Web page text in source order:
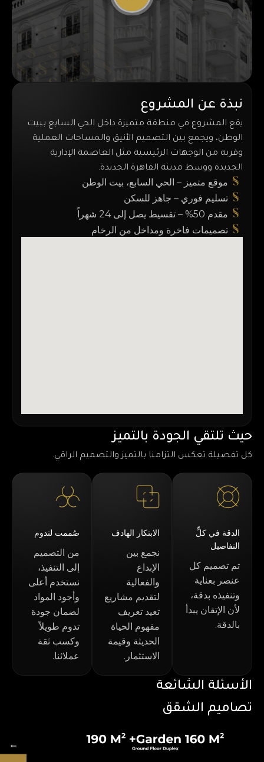
نبذة عن المشروع
يقع المشروع في منطقة متميزة داخل الحي السابع ببيت
الوطن، ويجمع بين التصميم الأنيق والمساحات العملية
وقربه من الوجهات الرئيسية مثل العاصمة الإدارية
الجديدة ووسط مدينة القاهرة الجديدة.
موقع متميز – الحي السابع، بيت الوطن
تسليم فوري – جاهز للسكن
مقدم 50% – تقسيط يصل إلى 24 شهراً
تصميمات فاخرة ومداخل من الرخام
حيث تلتقي الجودة بالتميز
كل تفصيلة تعكس التزامنا بالتميز والتصميم الراقي.
الدقة في كلٍّ
التفاصيل
تم تصميم كل
عنصر بعناية
وتنفيذه بدقة،
لأن الإتقان يبدأ
بالدقة.
الابتكار الهادف
نجمع بين
الإبداع
والفعالية
لتقديم مشاريع
تعيد تعريف
مفهوم الحياة
الحديثة وقيمة
الاستثمار.
صُممت لتدوم
من التصميم
إلى التنفيذ،
نستخدم أعلى
وأجود المواد
لضمان جودة
تدوم طويلاً
وكسب ثقة
عملائنا.
الأسئلة الشائعة
تصاميم الشقق
←